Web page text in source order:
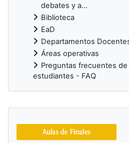
debates y a...
Biblioteca
EaD
Departamentos
Áreas operativas
Preguntas frecuentes
estudiantes - FAQ
Supplementary blocks